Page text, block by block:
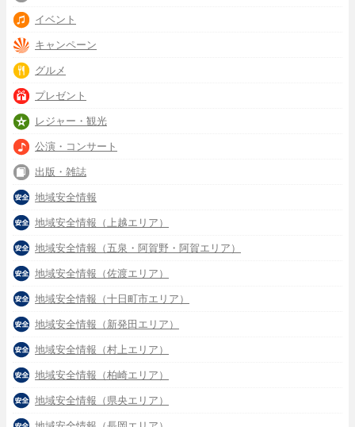
イベント
キャンペーン
グルメ
プレゼント
レジャー・観光
公演・コンサート
出版・雑誌
地域安全情報
地域安全情報（上越エリア）
地域安全情報（五泉・阿賀野・阿賀エリア）
地域安全情報（佐渡エリア）
地域安全情報（十日町市エリア）
地域安全情報（新発田エリア）
地域安全情報（村上エリア）
地域安全情報（柏崎エリア）
地域安全情報（県央エリア）